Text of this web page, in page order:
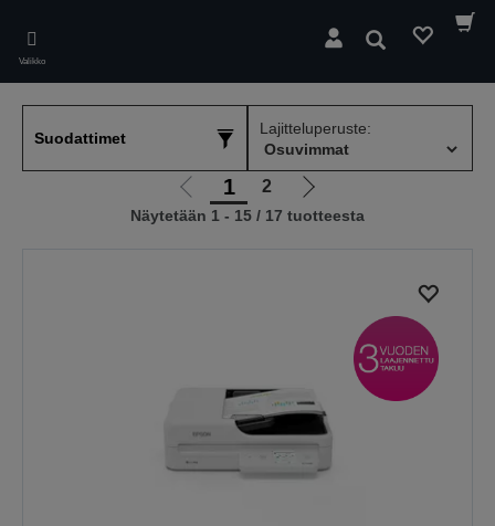
main
content
Valikko
Hae
Suodattimet
Lajitteluperuste:
Siirry
edelliselle
1 2
Siirry
seuraavalle
Näytetään 1 - 15 / 17 tuotteesta